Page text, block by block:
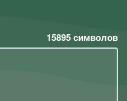
15895символов